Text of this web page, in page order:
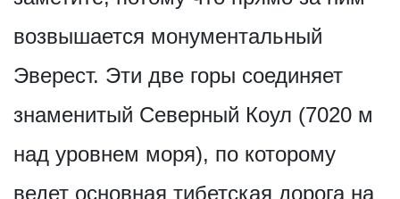
возвышается монументальный
Эверест. Эти две горы соединяет
знаменитый Северный Коул (7020 м
над уровнем моря), по которому
ведет основная тибетская дорога на